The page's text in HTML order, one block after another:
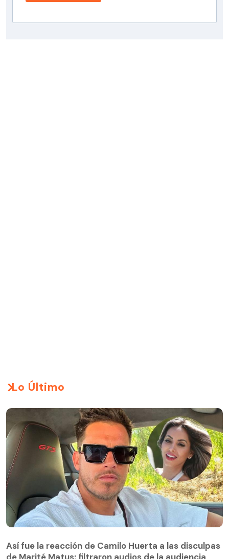
Lo Último
Así fue la reacción de Camilo Huerta a las disculpas